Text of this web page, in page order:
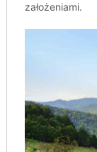
założeniami.